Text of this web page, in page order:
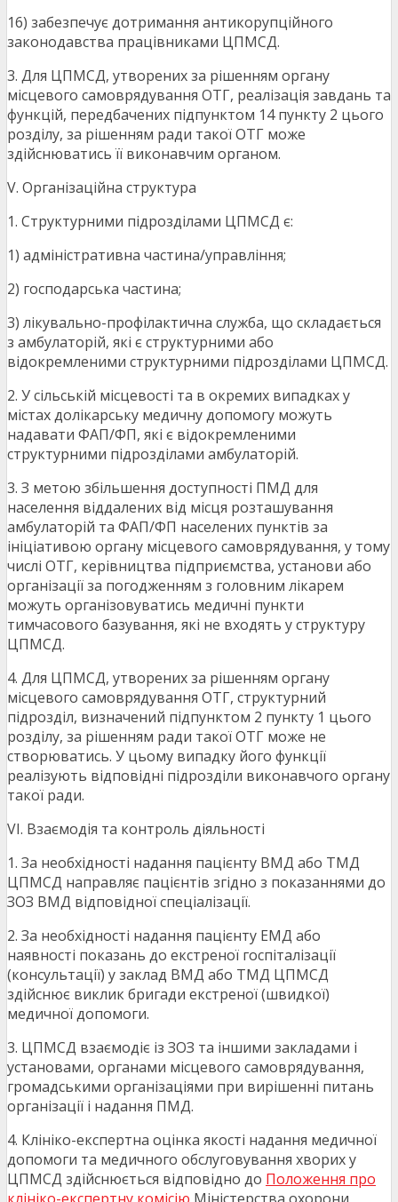
16) забезпечує дотримання антикорупційного
законодавства працівниками ЦПМСД.
3. Для ЦПМСД, утворених за рішенням органу
місцевого самоврядування ОТГ, реалізація завдань та
функцій, передбачених підпунктом 14 пункту 2 цього
розділу, за рішенням ради такої ОТГ може
здійснюватись її виконавчим органом.
V. Організаційна структура
1. Структурними підрозділами ЦПМСД є:
1) адміністративна частина/управління;
2) господарська частина;
3) лікувально-профілактична служба, що складається
з амбулаторій, які є структурними або
відокремленими структурними підрозділами ЦПМСД.
2. У сільській місцевості та в окремих випадках у
містах долікарську медичну допомогу можуть
надавати ФАП/ФП, які є відокремленими
структурними підрозділами амбулаторій.
3. З метою збільшення доступності ПМД для
населення віддалених від місця розташування
амбулаторій та ФАП/ФП населених пунктів за
ініціативою органу місцевого самоврядування, у тому
числі ОТГ, керівництва підприємства, установи або
організації за погодженням з головним лікарем
можуть організовуватись медичні пункти
тимчасового базування, які не входять у структуру
ЦПМСД.
4. Для ЦПМСД, утворених за рішенням органу
місцевого самоврядування ОТГ, структурний
підрозділ, визначений підпунктом 2 пункту 1 цього
розділу, за рішенням ради такої ОТГ може не
створюватись. У цьому випадку його функції
реалізують відповідні підрозділи виконавчого органу
такої ради.
VI. Взаємодія та контроль діяльності
1. За необхідності надання пацієнту ВМД або ТМД
ЦПМСД направляє пацієнтів згідно з показаннями до
ЗОЗ ВМД відповідної спеціалізації.
2. За необхідності надання пацієнту ЕМД або
наявності показань до екстреної госпіталізації
(консультації) у заклад ВМД або ТМД ЦПМСД
здійснює виклик бригади екстреної (швидкої)
медичної допомоги.
3. ЦПМСД взаємодіє із ЗОЗ та іншими закладами і
установами, органами місцевого самоврядування,
громадськими організаціями при вирішенні питань
організації і надання ПМД.
4. Клініко-експертна оцінка якості надання медичної
допомоги та медичного обслуговування хворих у
ЦПМСД здійснюється відповідно до Положення про